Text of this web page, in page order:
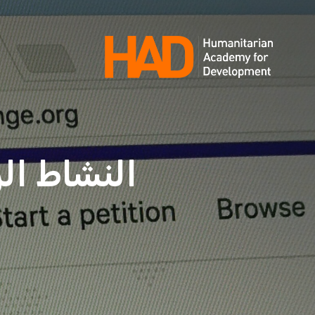
Skip
النشاط